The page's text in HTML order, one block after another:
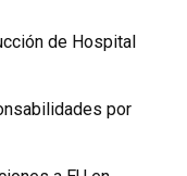
de Hospital
por